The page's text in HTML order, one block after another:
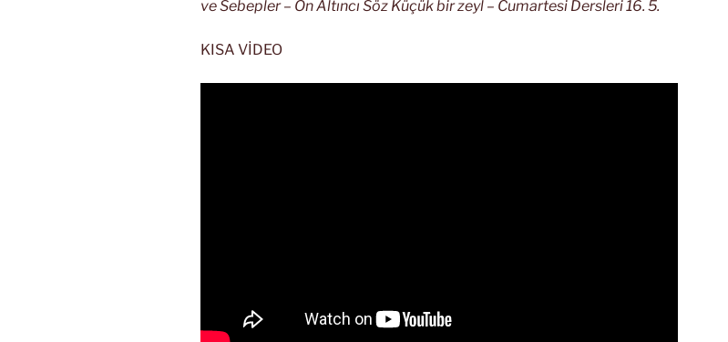
ve Sebepler – On Altıncı Söz Küçük bir zeyl – Cumartesi Dersleri 16. 5.
KISA VİDEO